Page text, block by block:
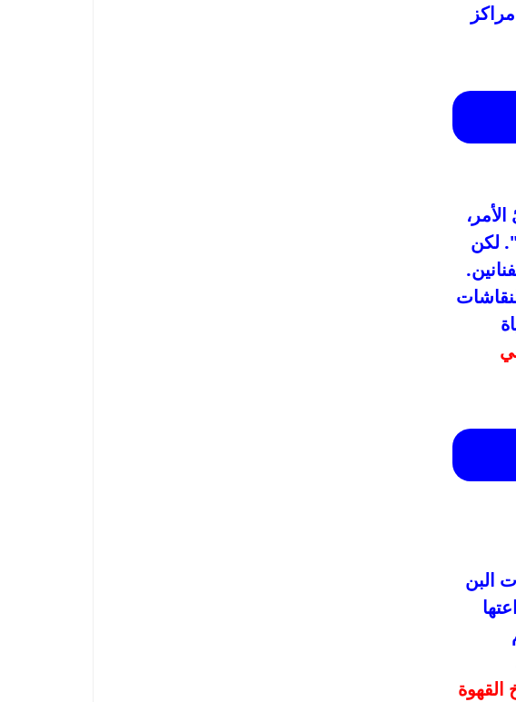
لكن
البن
القهوة